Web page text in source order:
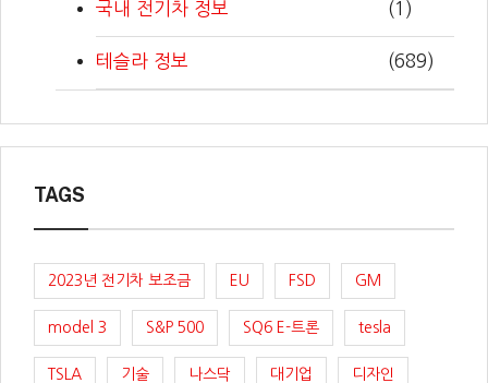
국내 전기차 정보 (1)
테슬라 정보 (689)
TAGS
2023년 전기차 보조금 EU FSD GM
model 3 S&P 500 SQ6 E-트론 tesla
TSLA 기술 나스닥 대기업 디자인